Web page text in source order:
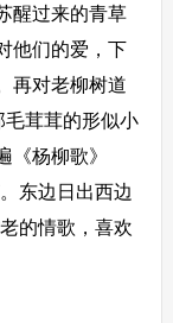
过来的青草
他们的爱，下
再对老柳树道
毛茸茸的形似小
杨柳歌》
东边日出西边
的情歌，喜欢